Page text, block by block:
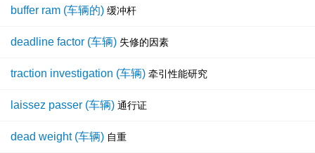
buffer ram (车辆的) 缓冲杆
deadline factor (车辆) 失修的因素
traction investigation (车辆) 牵引性能研究
laissez passer (车辆) 通行证
dead weight (车辆) 自重